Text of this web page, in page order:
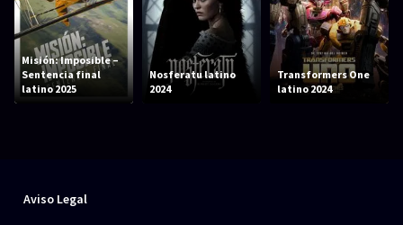
Misión: Imposible –
Sentencia final
latino 2025
Nosferatu latino
2024
Transformers One
latino 2024
Aviso Legal